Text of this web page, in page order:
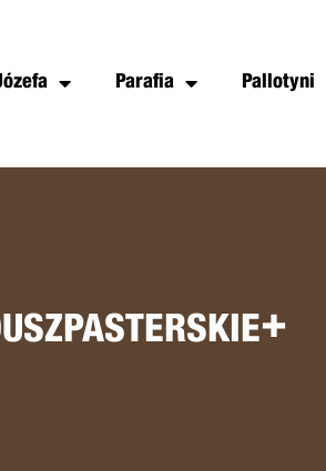
Parafia Pallotyni
+